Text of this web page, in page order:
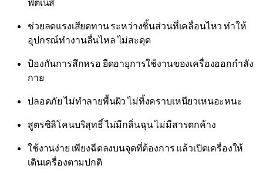
ช่วยลดแรงเสียดทาน ระหว่างชิ้นส่วนที่เคลื่อนไหว ทำให้
อุปกรณ์ทำงานลื่นไหล ไม่สะดุด
ป้องกันการสึกหรอ ยืดอายุการใช้งานของเครื่องออกกำลัง
กาย
ปลอดภัย ไม่ทำลายพื้นผิว ไม่ทิ้งคราบเหนียวเหนอะหนะ
สูตรซิลิโคนบริสุทธิ์ ไม่มีกลิ่นฉุน ไม่มีสารตกค้าง
ใช้งานง่าย เพียงฉีดลงบนจุดที่ต้องการ แล้วเปิดเครื่องให้
เดินเครื่องตามปกติ